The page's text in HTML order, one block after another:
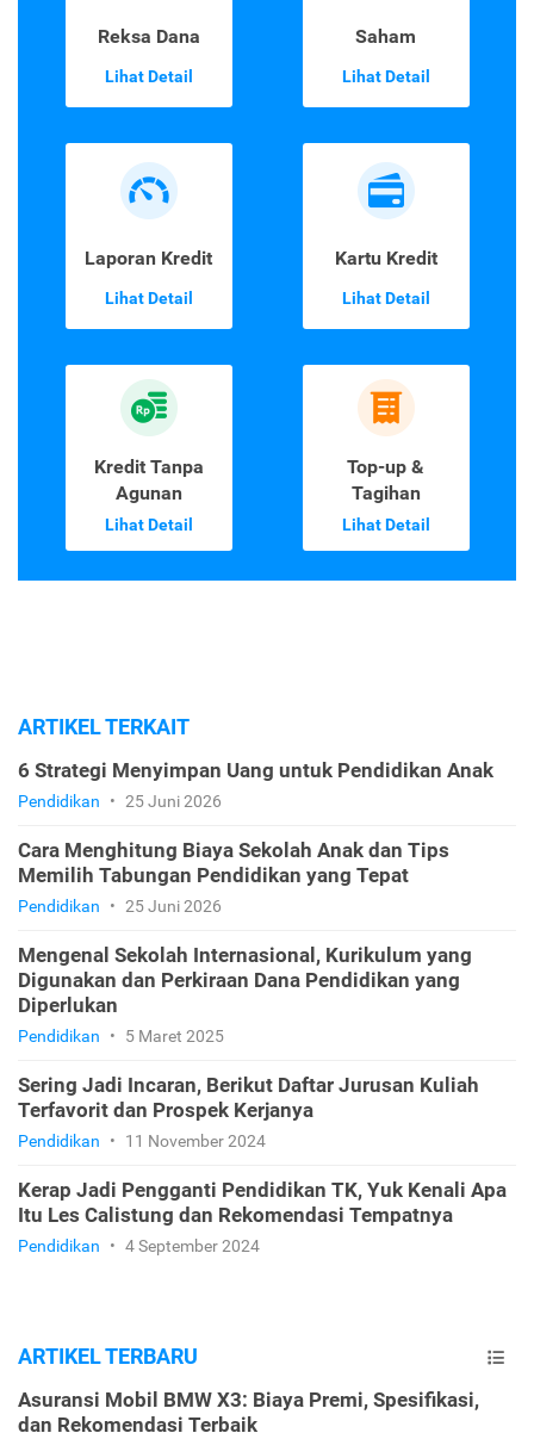
Reksa Dana
Lihat Detail
Saham
Lihat Detail
Laporan Kredit
Lihat Detail
Kartu Kredit
Lihat Detail
Kredit Tanpa
Agunan
Lihat Detail
Top-up &
Tagihan
Lihat Detail
ARTIKEL TERKAIT
6 Strategi Menyimpan Uang untuk Pendidikan Anak
Pendidikan • 25 Juni 2026
Cara Menghitung Biaya Sekolah Anak dan Tips
Memilih Tabungan Pendidikan yang Tepat
Pendidikan • 25 Juni 2026
Mengenal Sekolah Internasional, Kurikulum yang
Digunakan dan Perkiraan Dana Pendidikan yang
Diperlukan
Pendidikan • 5 Maret 2025
Sering Jadi Incaran, Berikut Daftar Jurusan Kuliah
Terfavorit dan Prospek Kerjanya
Pendidikan • 11 November 2024
Kerap Jadi Pengganti Pendidikan TK, Yuk Kenali Apa
Itu Les Calistung dan Rekomendasi Tempatnya
Pendidikan • 4 September 2024
ARTIKEL TERBARU
Asuransi Mobil BMW X3: Biaya Premi, Spesifikasi,
dan Rekomendasi Terbaik